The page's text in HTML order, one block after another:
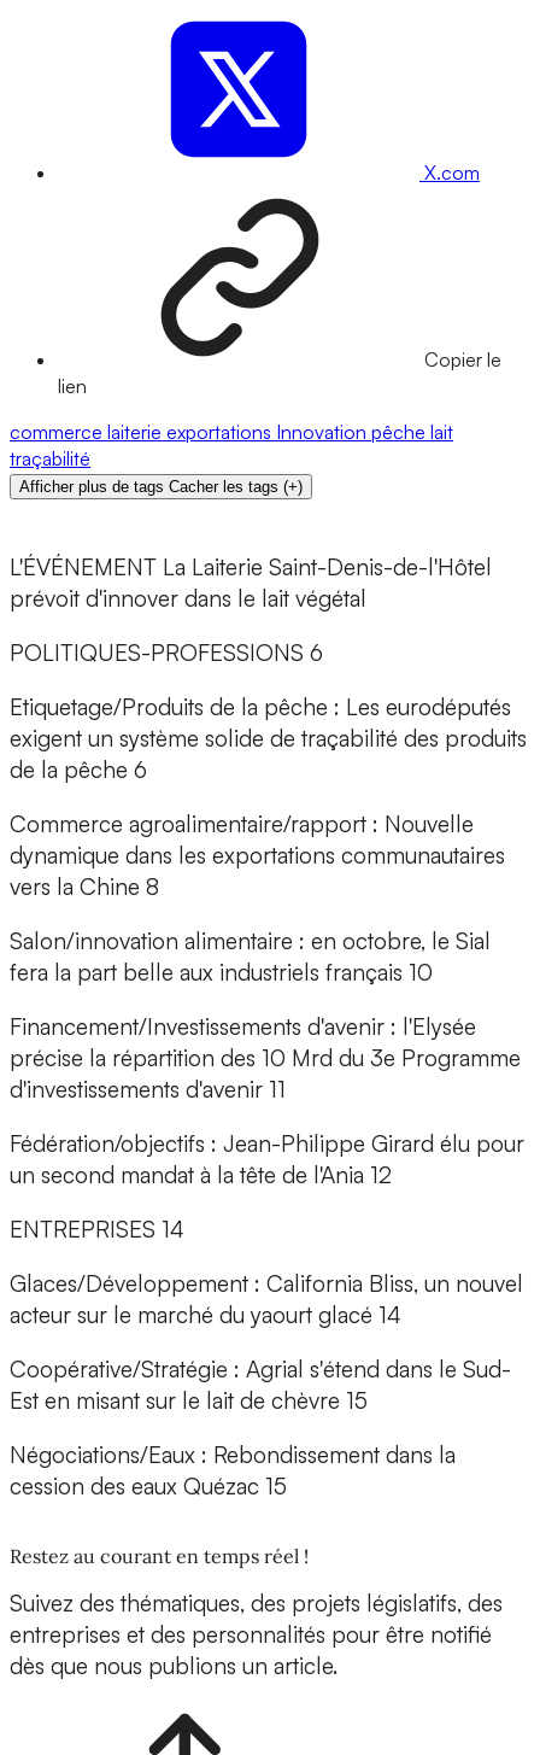
X.com
Copier le
lien
commerce laiterie exportations Innovation pêche lait
traçabilité
Afficher plus de tags Cacher les tags (+)
L'ÉVÉNEMENT La Laiterie Saint-Denis-de-l'Hôtel
prévoit d'innover dans le lait végétal
POLITIQUES-PROFESSIONS 6
Etiquetage/Produits de la pêche : Les eurodéputés
exigent un système solide de traçabilité des produits
de la pêche 6
Commerce agroalimentaire/rapport : Nouvelle
dynamique dans les exportations communautaires
vers la Chine 8
Salon/innovation alimentaire : en octobre, le Sial
fera la part belle aux industriels français 10
Financement/Investissements d'avenir : l'Elysée
précise la répartition des 10 Mrd du 3e Programme
d'investissements d'avenir 11
Fédération/objectifs : Jean-Philippe Girard élu pour
un second mandat à la tête de l'Ania 12
ENTREPRISES 14
Glaces/Développement : California Bliss, un nouvel
acteur sur le marché du yaourt glacé 14
Coopérative/Stratégie : Agrial s'étend dans le Sud-
Est en misant sur le lait de chèvre 15
Négociations/Eaux : Rebondissement dans la
cession des eaux Quézac 15
Restez au courant en temps réel !
Suivez des thématiques, des projets législatifs, des
entreprises et des personnalités pour être notifié
dès que nous publions un article.